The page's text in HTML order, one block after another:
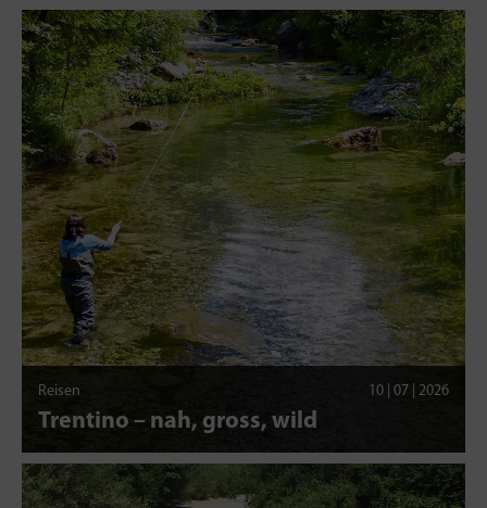
Reisen 10 | 07 | 2026
Trentino – nah, gross, wild